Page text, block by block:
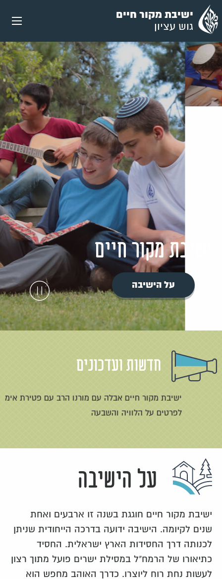
עבור
אל
תוכן
העמוד
ישיבת מקור חיים
גוש עציון
ישיבת מקור חיים
על הישיבה
חדשות ועדכונים
ישיבת מקור חיים אבלה עם מורנו הרב עם פטירת אימו –
לפרטים על הלוויה והשבעה
על הישיבה
ישיבת מקור חיים חוגגת בשנה זו ארבעים ואחת
שנים לקיומה. הישיבה ידועה בדרכה הייחודית שניתן
לכנותה דרך החסידות הארץ ישראלית. החסיד
כתיאורו של הרמח"ל במסילת ישרים פועל מתוך רצון
לעשות נחת רוח ליוצרו. כדרך האוהב מחפש הוא